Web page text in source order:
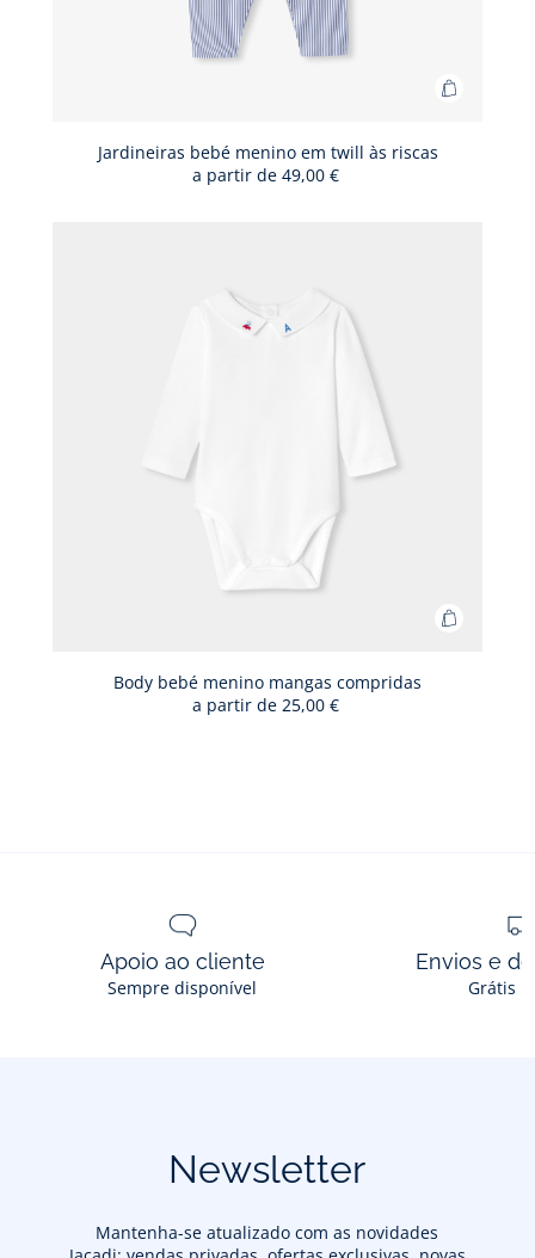
Adicionar
Jardineiras bebé menino em twill às riscas
a partir de 49,00 €
Adicionar
Body bebé menino mangas compridas
a partir de 25,00 €
Apoio ao cliente
Sempre disponível
Envios e
Grátis
Newsletter
Mantenha-se atualizado com as novidades